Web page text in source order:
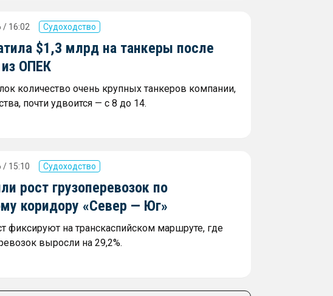
/ 16:02 Судоходство
$1,3 млрд на танкеры после
ОПЕК
количество очень крупных танкеров компании,
почти удвоится — с 8 до 14.
/ 15:10 Судоходство
рост грузоперевозок по
коридору «Север — Юг»
фиксируют на транскаспийском маршруте, где
выросли на 29,2%.